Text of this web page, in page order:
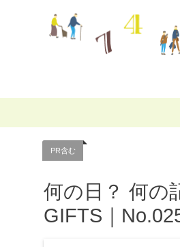
PR含む
何の日？ 何の
GIFTS｜